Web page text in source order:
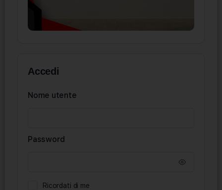
Accedi
Nome utente
Password
Ricordati di me